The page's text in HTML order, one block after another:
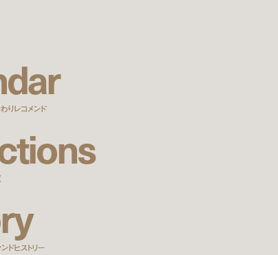
dar
りレコメンド
tions
ry
ドヒストリー